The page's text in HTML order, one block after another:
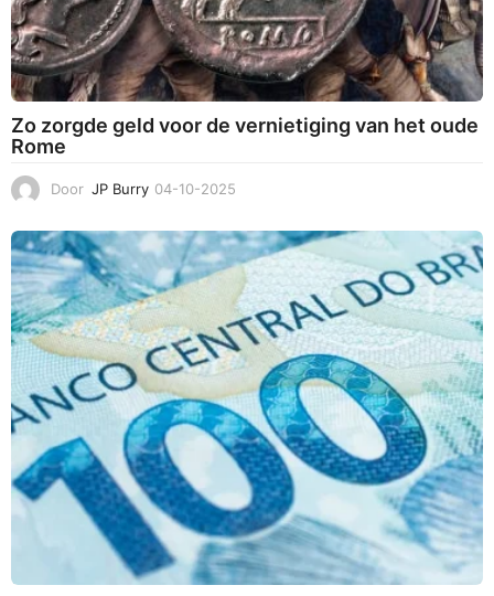
Zo zorgde geld voor de vernietiging van het oude
Rome
Door JP Burry 04-10-2025
-
0
-
2
0
2